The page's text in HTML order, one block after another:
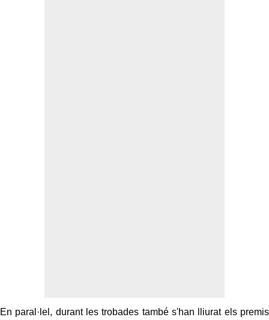
En paral·lel, durant les trobades també s'han lliurat els premis